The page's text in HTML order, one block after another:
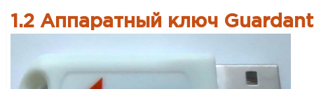
1.2 Аппаратный ключ